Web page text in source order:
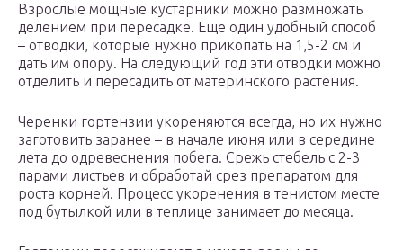
Взрослые мощные кустарники можно размножать
делением при пересадке. Еще один удобный способ
– отводки, которые нужно прикопать на 1,5-2 см и
дать им опору. На следующий год эти отводки можно
отделить и пересадить от материнского растения.
Черенки гортензии укореняются всегда, но их нужно
заготовить заранее – в начале июня или в середине
лета до одревеснения побега. Срежь стебель с 2-3
парами листьев и обработай срез препаратом для
роста корней. Процесс укоренения в тенистом месте
под бутылкой или в теплице занимает до месяца.